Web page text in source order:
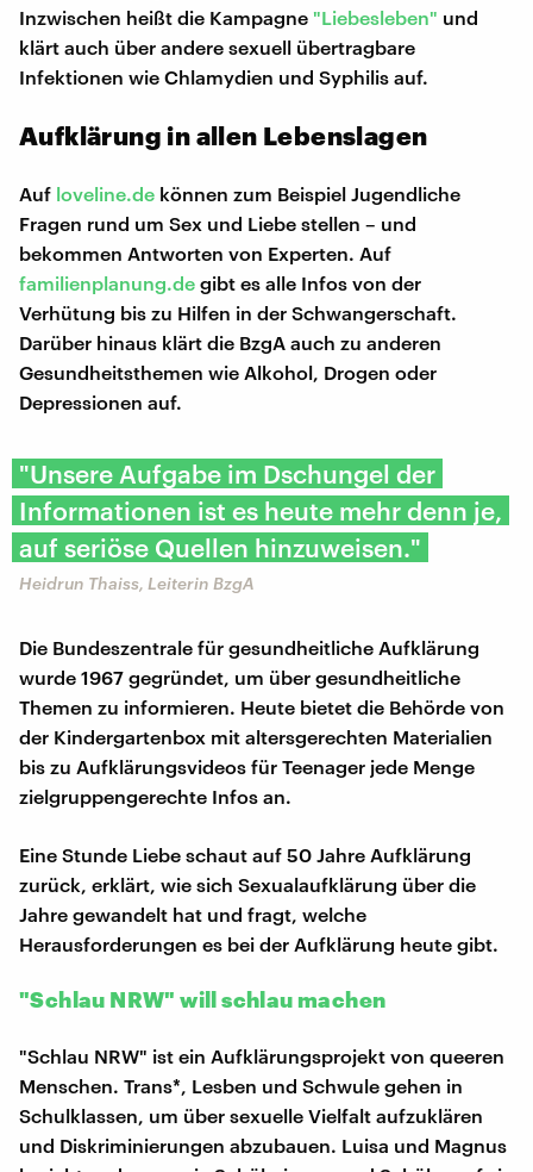
Inzwischen heißt die Kampagne "Liebesleben" und
klärt auch über andere sexuell übertragbare
Infektionen wie Chlamydien und Syphilis auf.
Aufklärung in allen Lebenslagen
Auf loveline.de können zum Beispiel Jugendliche
Fragen rund um Sex und Liebe stellen – und
bekommen Antworten von Experten. Auf
familienplanung.de gibt es alle Infos von der
Verhütung bis zu Hilfen in der Schwangerschaft.
Darüber hinaus klärt die BzgA auch zu anderen
Gesundheitsthemen wie Alkohol, Drogen oder
Depressionen auf.
"Unsere Aufgabe im Dschungel der
Informationen ist es heute mehr denn je,
auf seriöse Quellen hinzuweisen."
Heidrun Thaiss, Leiterin BzgA
Die Bundeszentrale für gesundheitliche Aufklärung
wurde 1967 gegründet, um über gesundheitliche
Themen zu informieren. Heute bietet die Behörde von
der Kindergartenbox mit altersgerechten Materialien
bis zu Aufklärungsvideos für Teenager jede Menge
zielgruppengerechte Infos an.
Eine Stunde Liebe schaut auf 50 Jahre Aufklärung
zurück, erklärt, wie sich Sexualaufklärung über die
Jahre gewandelt hat und fragt, welche
Herausforderungen es bei der Aufklärung heute gibt.
"Schlau NRW" will schlau machen
"Schlau NRW" ist ein Aufklärungsprojekt von queeren
Menschen. Trans*, Lesben und Schwule gehen in
Schulklassen, um über sexuelle Vielfalt aufzuklären
und Diskriminierungen abzubauen. Luisa und Magnus